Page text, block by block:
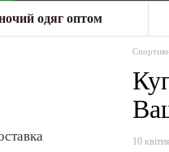
одяг оптом
10